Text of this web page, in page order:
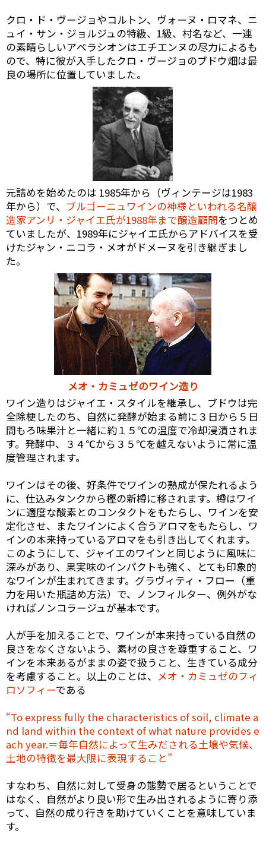
クロ・ド・ヴージョやコルトン、ヴォーヌ・ロマネ、ニ
ュイ・サン・ジョルジュの特級、1級、村名など、一連
の素晴らしいアペラシオンはエチエンヌの尽力によるも
ので、特に彼が入手したクロ・ヴージョのブドウ畑は最
良の場所に位置していました。
元詰めを始めたのは 1985年から（ヴィンテージは1983
年から）で、 ブルゴーニュワインの神様といわれる名醸
造家アンリ・ジャイエ氏が1988年まで醸造顧問をつとめ
ていましたが、1989年にジャイエ氏からアドバイスを受
けたジャン・ニコラ・メオがドメーヌを引き継ぎまし
た。
メオ・カミュゼのワイン造り
ワイン造りはジャイエ・スタイルを継承し、ブドウは完
全除梗したのち、自然に発酵が始まる前に３日から５日
間もろ味果汁と一緒に約１５℃の温度で冷却浸漬されま
す。発酵中、３４℃から３５℃を越えないように常に温
度管理されます。
ワインはその後、好条件でワインの熟成が保たれるよう
に、仕込みタンクから樫の新樽に移されます。樽はワイ
ンに適度な酸素とのコンタクトをもたらし、ワインを安
定化させ、またワインによく合うアロマをもたらし、ワ
インの本来持っているアロマをも引き出してくれます。
このようにして、ジャイエのワインと同じように風味に
深みがあり、果実味のインパクトも強く、とても印象的
なワインが生まれてきます。グラヴィティ・フロー（重
力を用いた瓶詰め方法）で、ノンフィルター、例外がな
ければノンコラージュが基本です。
人が手を加えることで、ワインが本来持っている自然の
良さをなくさないよう、素材の良さを尊重すること、ワ
インを本来あるがままの姿で扱うこと、生きている成分
を考慮すること。以上のことは、 メオ・カミュゼのフィ
ロソフィーである
“To express fully the characteristics of soil, climate a
nd land within the context of what nature provides e
ach year.＝毎年自然によって生みだされる土壌や気候、
土地の特徴を最大限に表現すること”
すなわち、自然に対して受身の態勢で居るということで
はなく、自然がより良い形で生み出されるように寄り添
って、自然の成り行きを助けていくことを意味していま
す。